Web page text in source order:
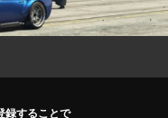
録することで